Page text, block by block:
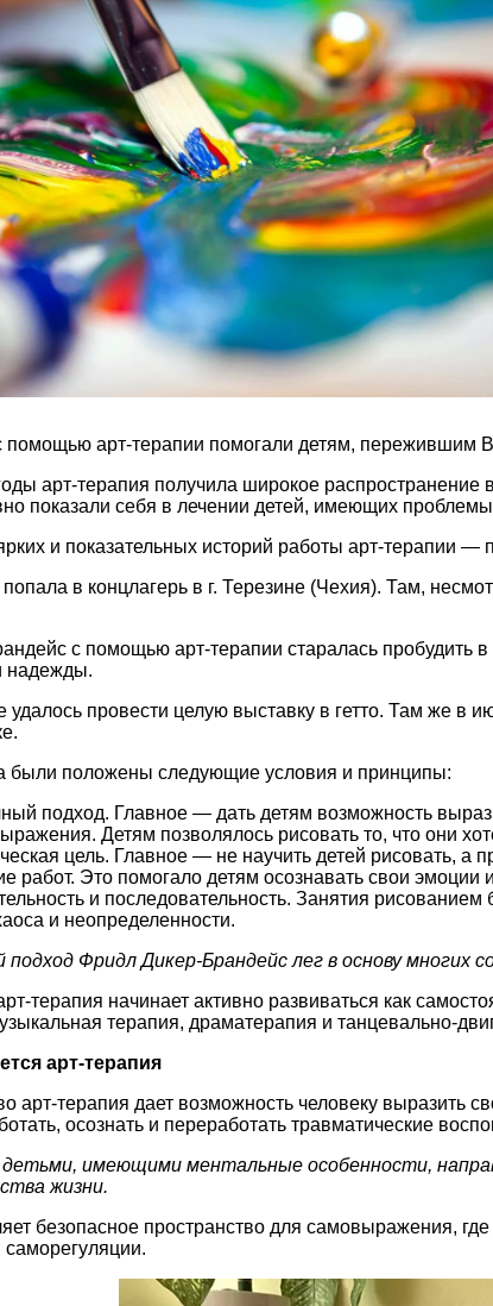
помощью арт-терапии помогали детям, пережившим
арт-терапия получила широкое
показали себя в лечении детей, имеющих
и показательных историй работы арт-терапии
в концлагерь в г. Терезине (Чехия). Там,
с помощью арт-терапии старалась пробудить в
надежды.
провести целую выставку в гетто. Там же в
были положены следующие условия и принципы:
подход. Главное — дать детям возможность
Детям позволялось рисовать то, что они
цель. Главное — не научить детей рисовать, а
работ. Это помогало детям осознавать свои эмоции
и последовательность. Занятия
и неопределенности.
подход Фридл Дикер-Брандейс лег в основу
терапия начинает активно развиваться как
терапия, драматерапия и танцевально-
арт-терапия
арт-терапия дает возможность человеку
осознать и переработать травматические
имеющими ментальные особенности,
жизни.
безопасное пространство для самовыражения,